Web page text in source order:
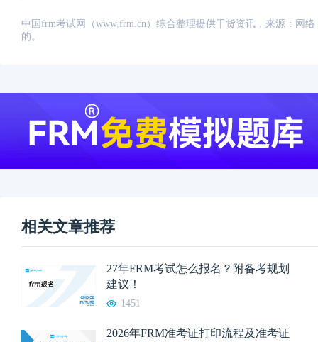
中国frm考试网（www.frm.cn）综合整理提供干货资讯，来源：网
的。
相关文章推荐
27年FRM考试怎么报名？附备考规划
建议！
1451
2026年FRM准考证打印流程及准考证